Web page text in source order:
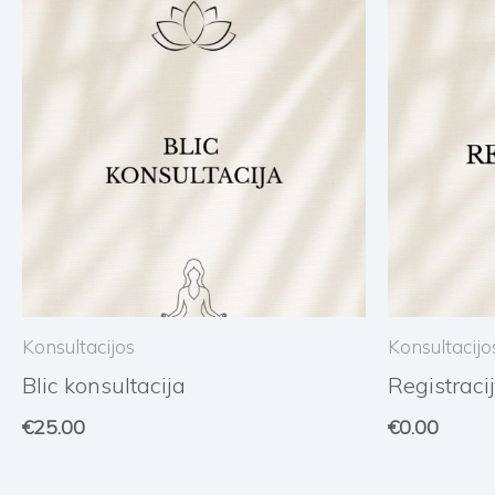
Konsultacijos
Blic konsultacija
€25.00 €0.00